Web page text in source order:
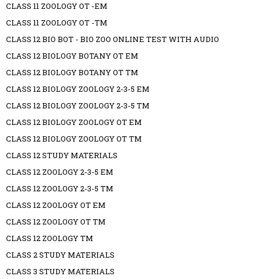
CLASS 11 ZOOLOGY OT -EM
CLASS 11 ZOOLOGY OT -TM
CLASS 12 BIO BOT - BIO ZOO ONLINE TEST WITH AUDIO
CLASS 12 BIOLOGY BOTANY OT EM
CLASS 12 BIOLOGY BOTANY OT TM
CLASS 12 BIOLOGY ZOOLOGY 2-3-5 EM
CLASS 12 BIOLOGY ZOOLOGY 2-3-5 TM
CLASS 12 BIOLOGY ZOOLOGY OT EM
CLASS 12 BIOLOGY ZOOLOGY OT TM
CLASS 12 STUDY MATERIALS
CLASS 12 ZOOLOGY 2-3-5 EM
CLASS 12 ZOOLOGY 2-3-5 TM
CLASS 12 ZOOLOGY OT EM
CLASS 12 ZOOLOGY OT TM
CLASS 12 ZOOLOGY TM
CLASS 2 STUDY MATERIALS
CLASS 3 STUDY MATERIALS